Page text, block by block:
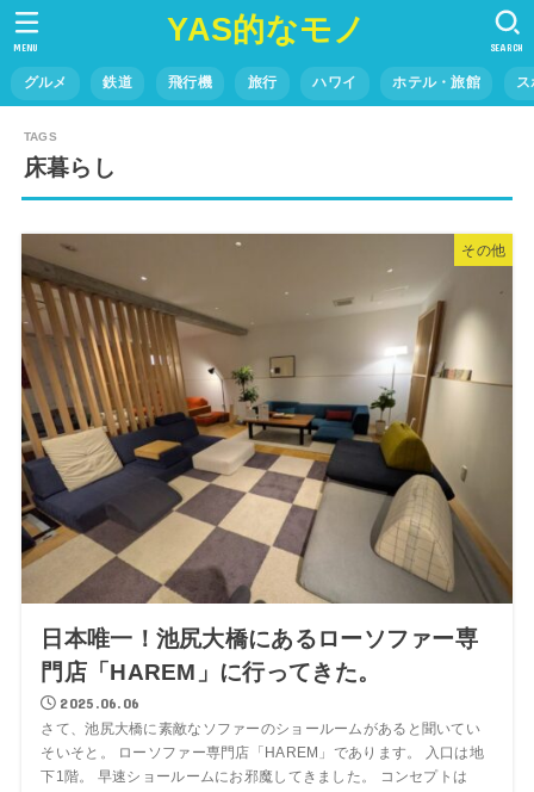
YAS的なモノ
グルメ 鉄道 飛行機 旅行 ハワイ ホテル・旅館
SEARCH
MENU
床暮らし
その他
日本唯一！池尻大橋にあるローソファー専
門店「HAREM」に行ってきた。
2025.06.06
さて、池尻大橋に素敵なソファーのショールームがあると聞いてい
そいそと。 ローソファー専門店「HAREM」であります。 入口は地
下1階。 早速ショールームにお邪魔してきました。 コンセプトは